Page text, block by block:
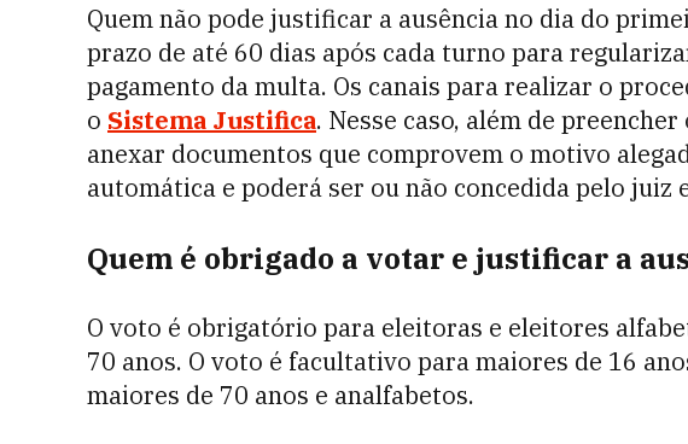
Quem não pode justificar a ausência no dia do
prazo de até 60 dias após cada turno para
pagamento da multa. Os canais para realizar o
o Sistema Justifica. Nesse caso, além de
anexar documentos que comprovem o motivo
automática e poderá ser ou não concedida pelo juiz
Quem é obrigado a votar e justificar a
O voto é obrigatório para eleitoras e eleitores
70 anos. O voto é facultativo para maiores de 16
maiores de 70 anos e analfabetos.